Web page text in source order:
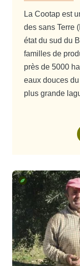
La Cootap est
des sans Terre
état du sud du
familles de
près de 5000
eaux douces
plus grande